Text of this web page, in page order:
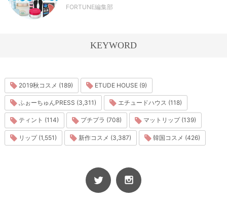
FORTUNE編集部
KEYWORD
2019秋コスメ (189) ETUDE HOUSE (9)
ふぉーちゅんPRESS (3,311) エチュードハウス (118)
ティント (114) プチプラ (708) マットリップ (139)
リップ (1,551) 新作コスメ (3,387) 韓国コスメ (426)